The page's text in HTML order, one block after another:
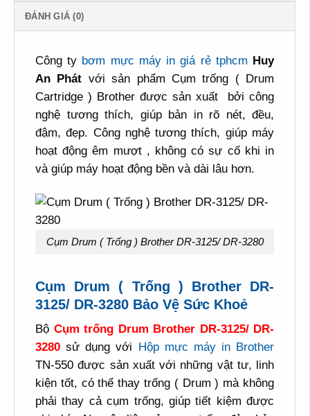
ĐÁNH GIÁ (0)
Công ty bơm mực máy in giá rẻ tphcm Huy
An Phát với sản phẩm Cụm trống ( Drum
Cartridge ) Brother được sản xuất bởi công
nghệ tương thích, giúp bản in rõ nét, đều,
đậm, đẹp. Công nghệ tương thích, giúp máy
hoạt động êm mượt , không có sự cố khi in
và giúp máy hoạt động bền và dài lâu hơn.
Cụm Drum ( Trống ) Brother DR-3125/ DR-3280
Cụm Drum ( Trống ) Brother DR-
3125/ DR-3280 Bảo Vệ Sức Khoẻ
Bộ Cụm trống Drum Brother DR-3125/ DR-
3280 sử dụng với
Hộp mực máy in Brother
TN-550 được sản xuất với những vật tư, linh
kiện tốt, có thể thay trống ( Drum ) mà không
phải thay cả cụm trống, giúp tiết kiệm được